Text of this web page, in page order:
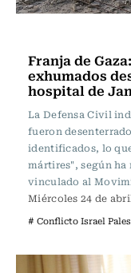
Franja de
exhumados
hospital de
La Defensa Civil
fueron
identificados, lo
mártires", según
vinculado al
Miércoles 24 de
# Conflicto Israel